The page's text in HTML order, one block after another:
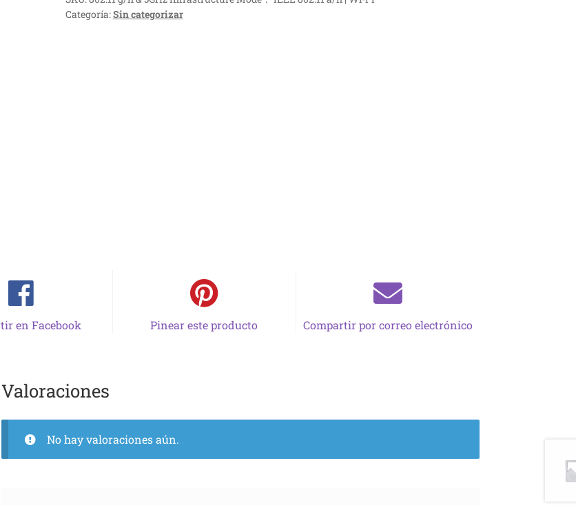
Categoría:Sin categorizar
en Facebook Pinear este producto Compartir por correo electrónico
Valoraciones
No hay valoraciones aún.